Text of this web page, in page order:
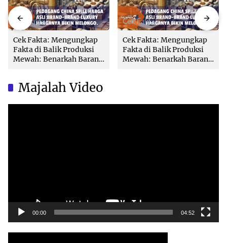
Cek Fakta
Cek Fakta: Mengungkap
Fakta di Balik Produksi
Mewah: Benarkah Barang
Cek Fakta
Cek Fakta: Mengungkap
Fakta di Balik Produksi
Mewah: Benarkah Barang
Majalah Video
00:00 04:52